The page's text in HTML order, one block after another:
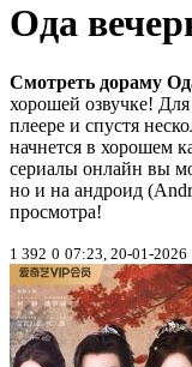
Ода
Смотреть дораму
хорошей озвучке!
плеере и спустя
начнется в хорошем
сериалы онлайн вы
но и на андроид
просмотра!
1 392 0 07:23, 20-01-2026